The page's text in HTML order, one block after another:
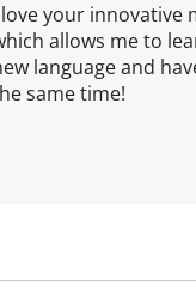
your innovative
allows me to
language and
same time!